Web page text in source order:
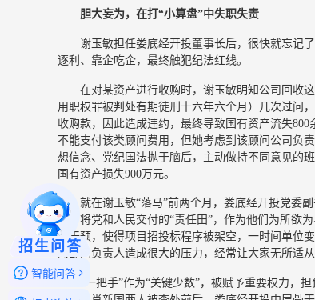
胆大妄为，在打“小算盘”中失职失责
谢玉敏担任娄底经开投董事长后，很快就忘记
逐利、靠企吃企，最终触犯纪法红线。
在对某资产进行收购时，谢玉敏明知公司回收
用职权罪被判处有期徒刑十六年六个月）几次过问
收购款，因此造成违约，最终导致国有资产流失
不能支付该类顾问费用，但她考虑到该顾问公司负
想信念、党纪国法抛于脑后，主动做持不同意见的
国有资产损失900万元。
就在谢玉敏“落马”前两个月，娄底经开投党委
间，将党和人民交付的“责任田”，作为他们为所欲
行干预，使得项目招投标程序被架空，一时间单位
的部门负责人造成很大的压力，经常让大家无所适从
“一把手”作为“关键少数”，被赋予重要权力
招生问答
智能问答